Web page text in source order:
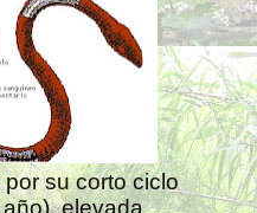
su corto ciclo
elevada